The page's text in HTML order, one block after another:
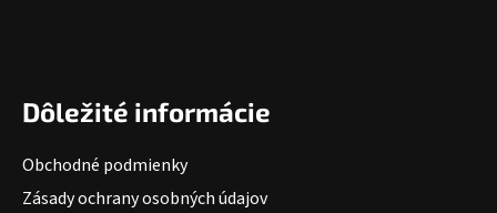
Dôležité informácie
Obchodné podmienky
Zásady ochrany osobných údajov